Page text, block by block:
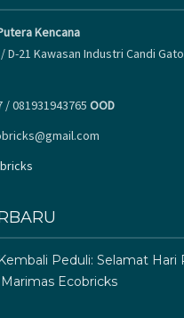
Kencana
/ D-21 Kawasan Industri Candi
/ 081931943765 OOD
Peduli: Selamat Hari
Ecobricks